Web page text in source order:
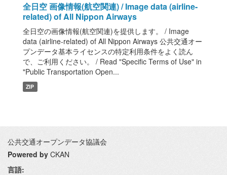
全日空 画像情報(航空関連) / Image data (airline-
related) of All Nippon Airways
全日空の画像情報(航空関連)を提供します。 / Image
data (airline-related) of All Nippon Airways 公共交通オー
プンデータ基本ライセンスの特定利用条件をよく読ん
で、ご利用ください。 / Read "Specific Terms of Use" in
"Public Transportation Open...
ZIP
公共交通オープンデータ協議会
Powered by CKAN
言語